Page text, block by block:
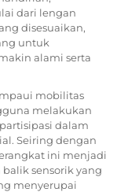
dari lengan
disesuaikan,
untuk
alami serta
mobilitas
melakukan
dalam
Seiring dengan
ini menjadi
sensorik yang
menyerupai